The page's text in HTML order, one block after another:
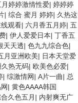
月婷婷激情性爱| 婷婷婷
| 综合 蜜月 婷婷| 久热这
观看| 六月香五月婷| 五
| 伊人爱爱日本| 丁香五
天天透| 色九九综合色|
月亚洲欧美| 日本天堂爱
久热无码| 欧美色必爱|
| 综激情网| A片一曲| 总
| 黄色AAAA韩国
久色五月 | 内射爽无广